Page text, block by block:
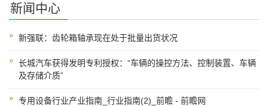
新闻中心
新强联：齿轮箱轴承现在处于批量出货状况
长城汽车获得发明专利授权：“车辆的操控方法、控制装置、车辆
及存储介质”
专用设备行业产业指南_行业指南(2)_前瞻 - 前瞻网